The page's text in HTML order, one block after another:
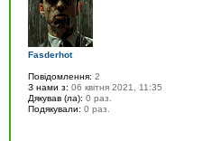
Fasderhot
Повідомлення: 2
З нами з: 06 квітня 2021, 11:35
Дякував (ла): 0 раз.
Подякували: 0 раз.